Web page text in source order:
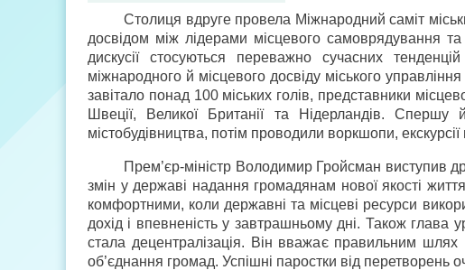
Столиця вдруге провела Міжнародний саміт
досвідом між лідерами місцевого самоврядування
дискусії стосуються переважно сучасних
міжнародного й місцевого досвіду міського
завітало понад 100 міських голів, представники
Швеції, Великої Британії та Нідерландів.
містобудівництва, потім проводили воркшопи,
Прем’єр-міністр Володимир Гройсман виступив
змін у державі надання громадянам нової якості
комфортними, коли державні та місцеві ресурси
дохід і впевненість у завтрашньому дні. Також глава
стала децентралізація. Він вважає правильним
об’єднання громад. Успішні паростки від перетворень